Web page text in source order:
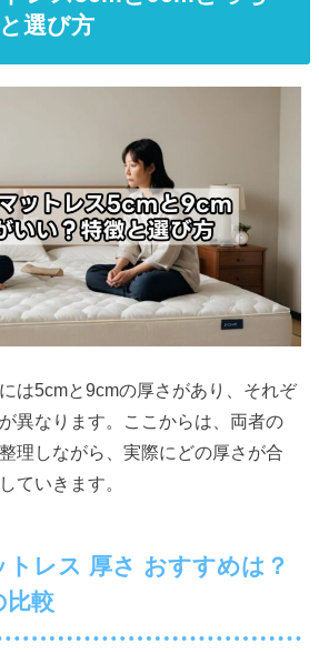
選び方
は5cmと9cmの厚さがあり、それぞ
異なります。ここからは、両者の
理しながら、実際にどの厚さが合
ていきます。
レス 厚さ おすすめは？
較